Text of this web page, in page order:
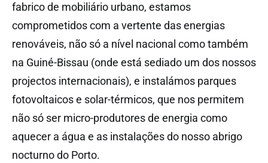
fabrico de mobiliário urbano, estamos
comprometidos com a vertente das energias
renováveis, não só a nível nacional como também
na Guiné-Bissau (onde está sediado um dos nossos
projectos internacionais), e instalámos parques
fotovoltaicos e solar-térmicos, que nos permitem
não só ser micro-produtores de energia como
aquecer a água e as instalações do nosso abrigo
nocturno do Porto.